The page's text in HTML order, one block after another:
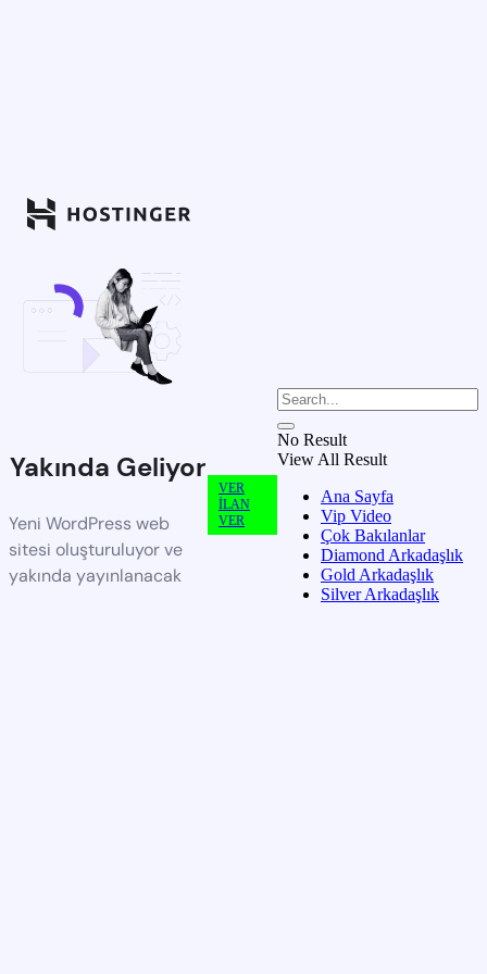
Yakında Geliyor
Yeni WordPress web
sitesi oluşturuluyor ve
yakında yayınlanacak
VER
İLAN
VER
No Result
View All Result
Ana Sayfa
Vip Video
Çok Bakılanlar
Diamond Arkadaşlık
Gold Arkadaşlık
Silver Arkadaşlık